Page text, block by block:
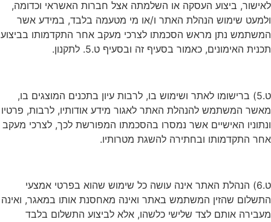
לאישור, ביצוע העסקה או השלמתה אצל חברות האשראי וכדומה,
ולמעט שימוש הנהלת האתר ו/או מי מטעמה בלבד, במידע אשר
המשתמש נתן מראש הסכמתו לצרכי מעקב אחר התקדמותו בביצוע
תכנית האימונים, כאמור בסעיף זה ובסעיף ט.5. לתקנון.
ט.5) ברישומו לאתר ושימוש בו, לרבות עיון בתכנים המוצגים בו,
מאשר המשתמש להנהלת האתר לאגור מידע אודותיו, לרבות, פרטיו
ונתוניו האישיים אשר נמסרו בהסכמתו המפורשת לכך, לצרכי מעקב
אחר התקדמותו ובחתירה להשגת מטרותיו.
ט.6) הנהלת האתר אינה עושה כל שימוש שהוא בפרטי אמצעי
התשלום שהזין המשתמש באתר ואינה מאחסנת אותו במאגר, ואינה
מעבירה אותם לצד שלישי כלשהו, אלא לביצוע התשלום בלבד